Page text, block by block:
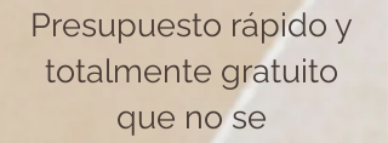
Presupuesto rápido y
totalmente gratuito
que no se